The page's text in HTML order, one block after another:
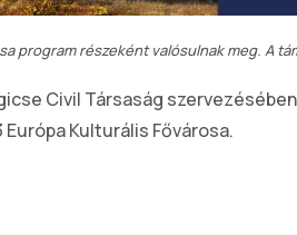
program részeként valósulnak meg. A
Civil Társaság
Kulturális Fővárosa.